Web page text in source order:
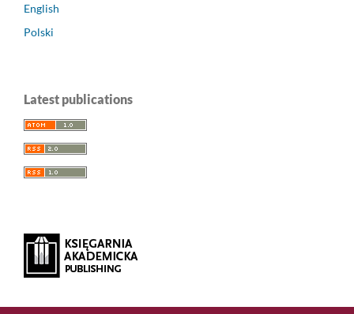
English
Polski
Latest publications